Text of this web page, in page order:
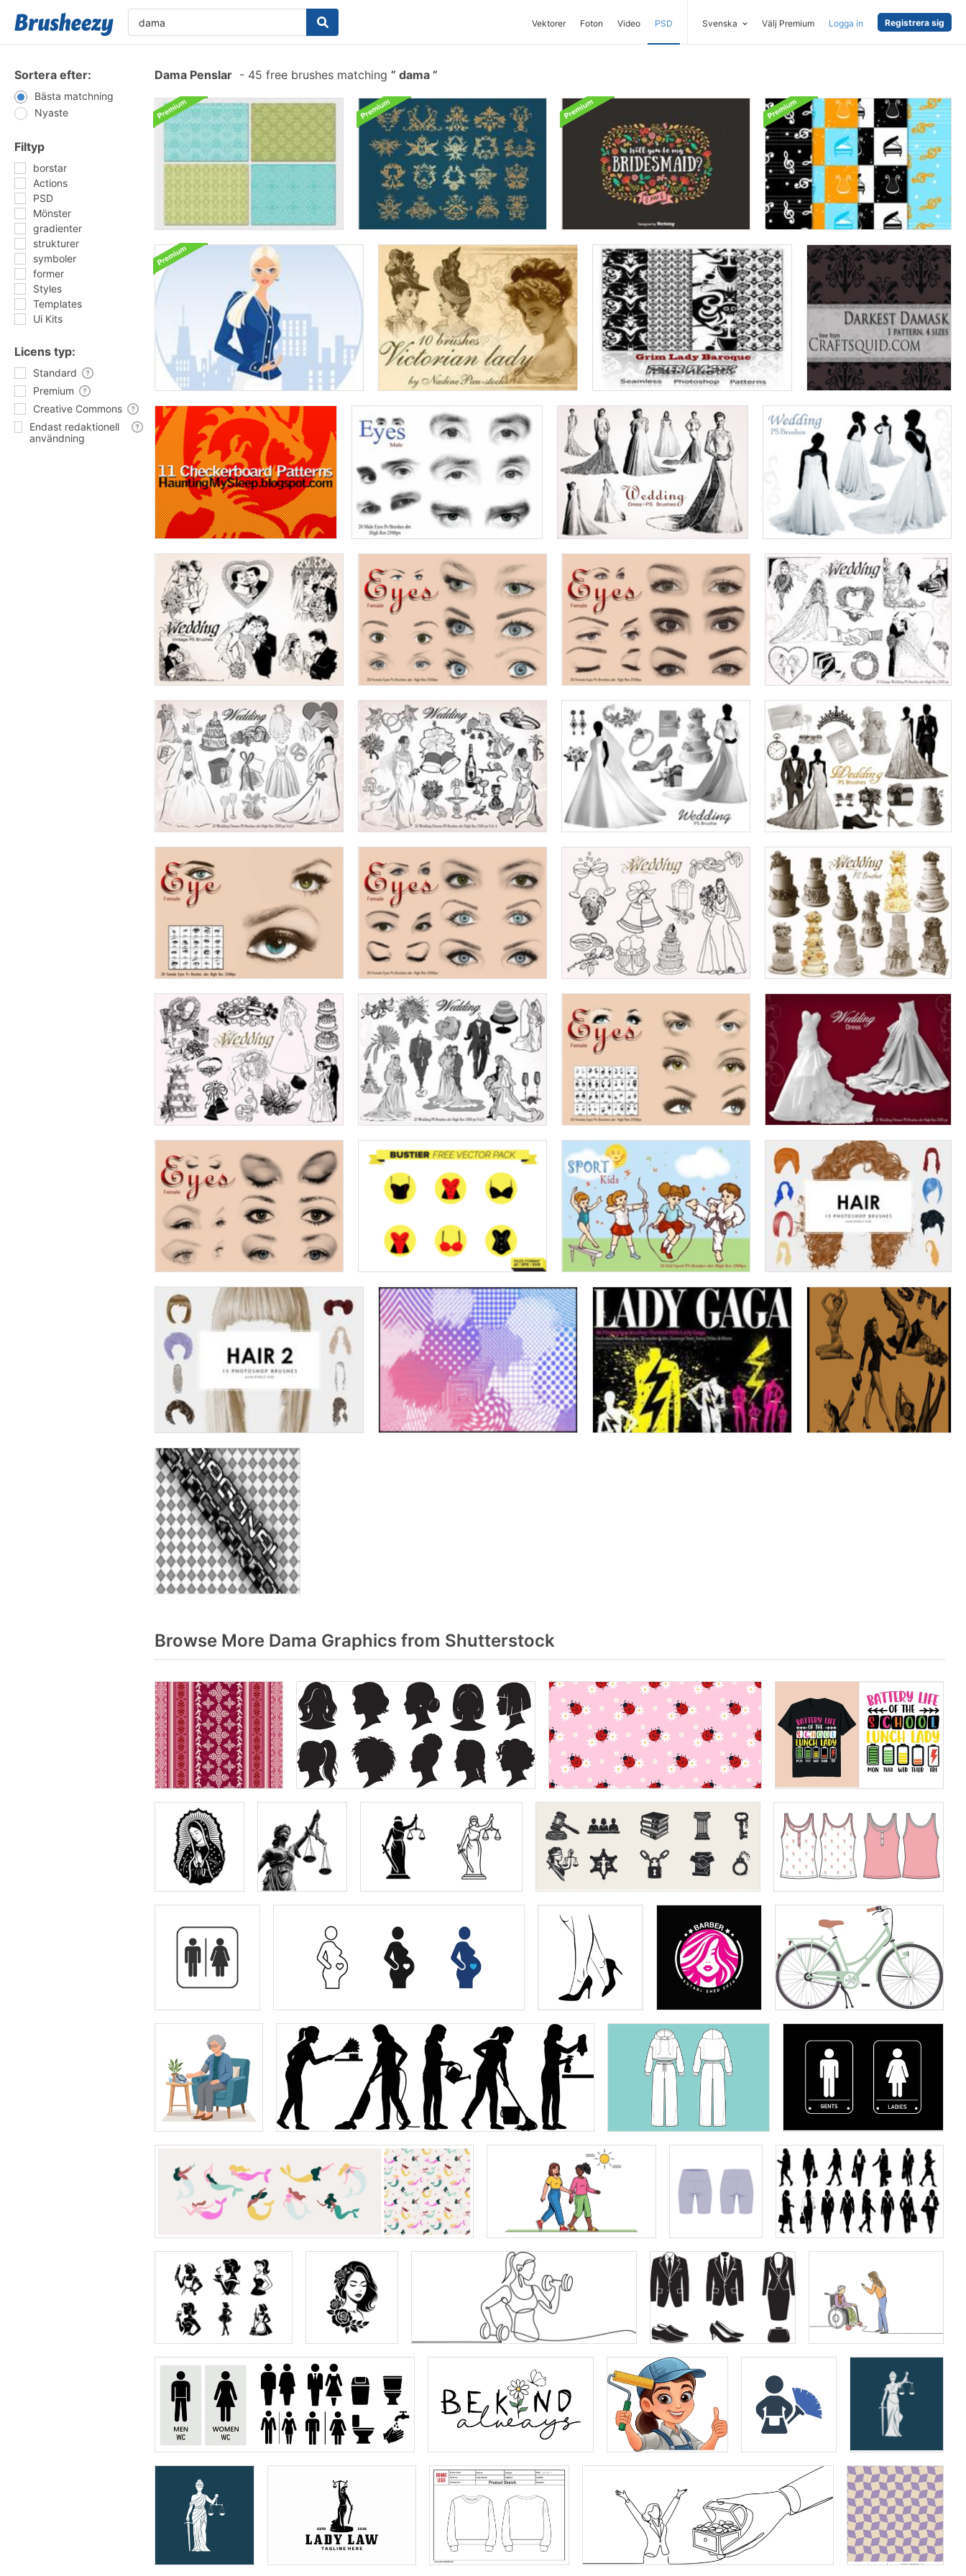
Vektorer Foton Video PSD Svenska Välj Premium Logga in Registrera sig
Sortera efter:
Bästa matchning
Nyaste
Filtyp
borstar
Actions
PSD
Mönster
gradienter
strukturer
symboler
former
Styles
Templates
Ui Kits
Licens typ:
Standard
Premium
Creative Commons
Endast redaktionell
användning
Dama Penslar - 45 free brushes matching dama
Browse More Dama Graphics from Shutterstock